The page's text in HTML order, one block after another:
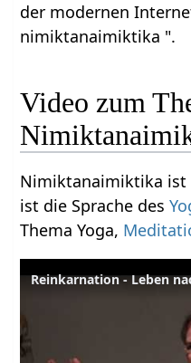
der modernen
nimiktanaimiktika ".
Video zum
Nimiktanaimiktika ist
ist die Sprache des
Thema Yoga,
Reinkarnation - Leben